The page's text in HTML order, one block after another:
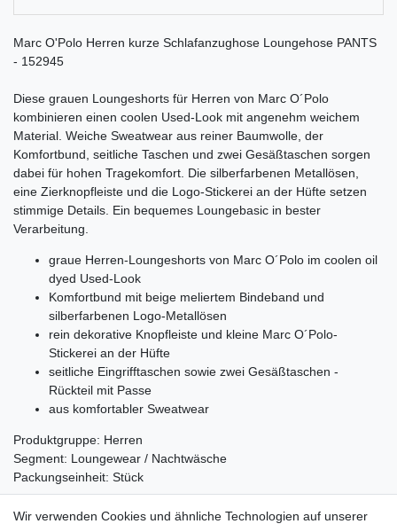
Marc O'Polo Herren kurze Schlafanzughose Loungehose PANTS
- 152945
Diese grauen Loungeshorts für Herren von Marc O´Polo
kombinieren einen coolen Used-Look mit angenehm weichem
Material. Weiche Sweatwear aus reiner Baumwolle, der
Komfortbund, seitliche Taschen und zwei Gesäßtaschen sorgen
dabei für hohen Tragekomfort. Die silberfarbenen Metallösen,
eine Zierknopfleiste und die Logo-Stickerei an der Hüfte setzen
stimmige Details. Ein bequemes Loungebasic in bester
Verarbeitung.
graue Herren-Loungeshorts von Marc O´Polo im coolen oil
dyed Used-Look
Komfortbund mit beige meliertem Bindeband und
silberfarbenen Logo-Metallösen
rein dekorative Knopfleiste und kleine Marc O´Polo-
Stickerei an der Hüfte
seitliche Eingrifftaschen sowie zwei Gesäßtaschen -
Rückteil mit Passe
aus komfortabler Sweatwear
Produktgruppe: Herren
Segment: Loungewear / Nachtwäsche
Packungseinheit: Stück
Material:
Wir verwenden Cookies und ähnliche Technologien auf unserer